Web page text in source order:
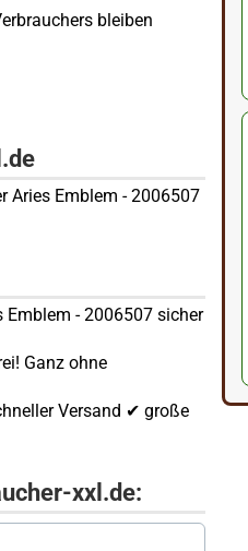
bleiben
Aries Emblem - 2006507
Emblem - 2006507 sicher
Ganz ohne
Versand ✔ große
xxl.de: